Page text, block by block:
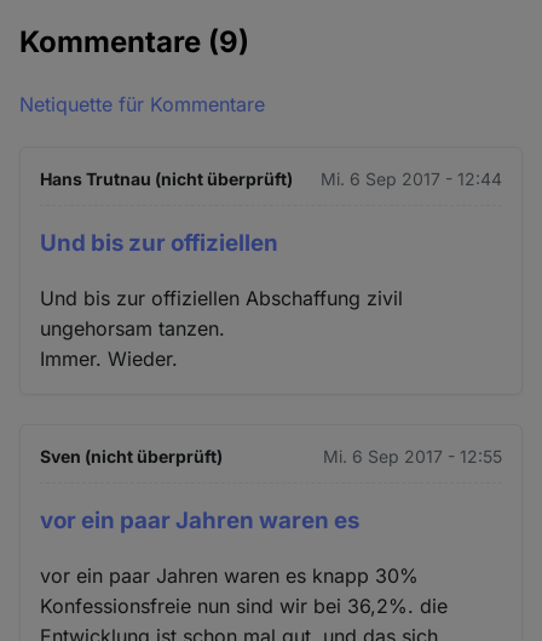
Kommentare (9)
Netiquette für Kommentare
Hans Trutnau (nicht überprüft) Mi. 6 Sep 2017 - 12:44
Und bis zur offiziellen
Und bis zur offiziellen Abschaffung zivil
ungehorsam tanzen.
Immer. Wieder.
Sven (nicht überprüft) Mi. 6 Sep 2017 - 12:55
vor ein paar Jahren waren es
vor ein paar Jahren waren es knapp 30%
Konfessionsfreie nun sind wir bei 36,2%. die
Entwicklung ist schon mal gut. und das sich